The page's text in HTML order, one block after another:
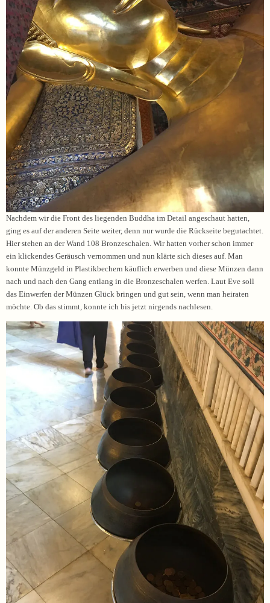
Nachdem wir die Front des liegenden Buddha im Detail angeschaut hatten,
ging es auf der anderen Seite weiter, denn nur wurde die Rückseite begutachtet.
Hier stehen an der Wand 108 Bronzeschalen. Wir hatten vorher schon immer
ein klickendes Geräusch vernommen und nun klärte sich dieses auf. Man
konnte Münzgeld in Plastikbechern käuflich erwerben und diese Münzen dann
nach und nach den Gang entlang in die Bronzeschalen werfen. Laut Eve soll
das Einwerfen der Münzen Glück bringen und gut sein, wenn man heiraten
möchte. Ob das stimmt, konnte ich bis jetzt nirgends nachlesen.